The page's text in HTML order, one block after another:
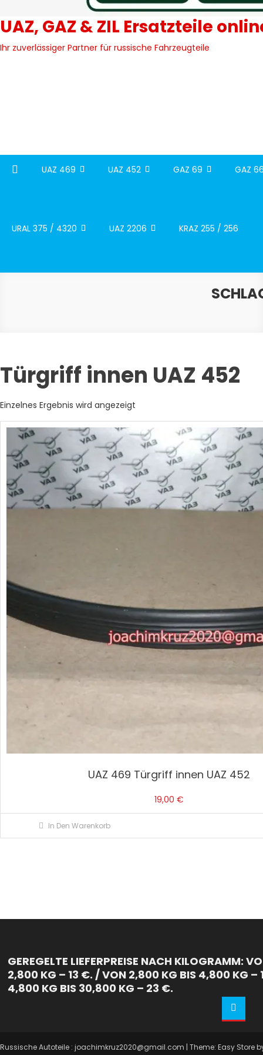
UAZ, GAZ & ZIL Ersatzteile
Ihr zuverlässiger Partner für russische Fahrzeugteile
UAZ 469 UAZ 452 GAZ 69 GAZ
URAL 375 / 4320 UAZ 2206 KRAZ 255 / 256
Türgriff innen UAZ 452
Einzelnes Ergebnis wird angezeigt
UAZ 469 Türgriff innen UAZ 452
19,00 €
In Den Warenkorb
GEREGELTE LIEFERPREISE NACH KILOGRAMM:
2,800 KG – 13 €. / VON 2,800 KG BIS 4,800 KG –
4,800 KG BIS 30,800 KG – 23 €.
Russische Autoteile : joachimkruz2020@gmail.com | Theme: Easy Store